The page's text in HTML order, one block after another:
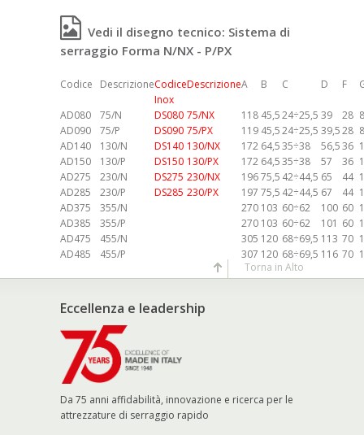
Vedi il disegno tecnico: Sistema di
serraggio Forma N/NX - P/PX
Codice DescrizioneCodice
Inox
DescrizioneA B C D F
AD080 75/N DS080 75/NX 118 45,524÷25,5 39 28 8
AD090
75/P DS090 75/PX 119 45,524÷25,5 39,528 8
AD140
130/N DS140 130/NX 172 64,535÷38 56,536
AD150
130/P DS150 130/PX 172 64,535÷38 57 36
AD275
230/N DS275 230/NX 19675,5 42÷44,5 65 44
AD285
230/P DS285 230/PX 197 75,5 42÷44,5 67 44
AD375
355/N 270 103 60÷62 100 60
AD385
355/P 270 103 60÷62 101 60
AD475
455/N 305 120 68÷69,5 113 70
AD485
455/P 307 120 68÷69,5 116 70
Eccellenza e leadership
Da 75 anni affidabilità, innovazione e ricerca per le
attrezzature di serraggio rapido
Torna in Alto